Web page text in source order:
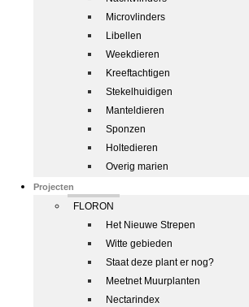
Microvlinders
Libellen
Weekdieren
Kreeftachtigen
Stekelhuidigen
Manteldieren
Sponzen
Holtedieren
Overig marien
Projecten
FLORON
Het Nieuwe Strepen
Witte gebieden
Staat deze plant er nog?
Meetnet Muurplanten
Nectarindex